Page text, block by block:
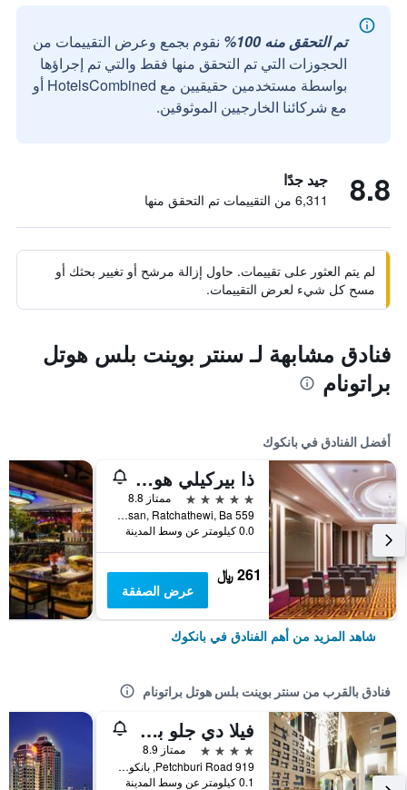
تم التحقق منه 100%
نقوم بجمع وعرض التقييمات من
الحجوزات التي تم التحقق منها فقط والتي تم إجراؤها
بواسطة مستخدمين حقيقيين مع HotelsCombined أو
مع شركائنا الخارجيين الموثوقين.
8.8 جيد جدًا
6,311 من التقييمات تم التحقق منها
لم يتم العثور على تقييمات. حاول إزالة مرشح أو تغيير بحثك أو
مسح كل شيء لعرض التقييمات.
فنادق مشابهة لـ سنتر بوينت بلس هوتل
براتونام
أفضل الفنادق في بانكوك
ذا بيركيلي هوتل براتونام
5 نجوم
ممتاز 8.8
559 Ratcharaprarop Rd., Makkasan, Ratchathewi, Ba, بانكوك, تايلاند
0.0 كيلومتر عن وسط المدينة
261 ﷼
عرض الصفقة
شاهد المزيد من أهم الفنادق في بانكوك
فنادق بالقرب من سنتر بوينت بلس هوتل براتونام
فيلا دي جلو براتونام
4 نجوم
ممتاز 8.9
919 Petchburi Road, بانكوك, تايلاند
0.1 كيلومتر عن وسط المدينة